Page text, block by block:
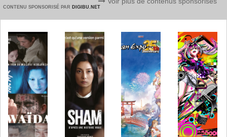
CONTENU SPONSORISÉ PAR DIGIBU.NET